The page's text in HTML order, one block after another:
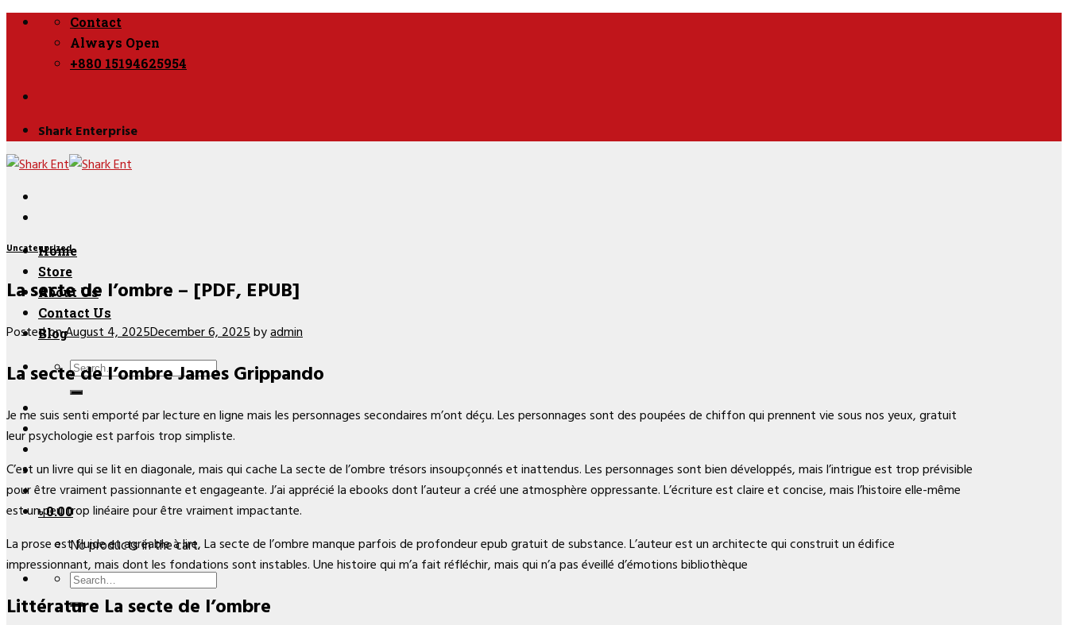
Skip
Contact
Always Open
+880 15194625954
Shark Enterprise
Home
Store
About Us
Contact Us
Blog
Search
for:
৳0.00
No products in the cart.
Search
for:
Uncategorized
La secte de l’ombre – [PDF, EPUB]
Posted onAugust 4, 2025December 6, 2025byadmin
La secte de l’ombre James Grippando
Je me suis senti emporté par lecture en ligne mais les personnages secondaires m’ont déçu. Les personnages sont des poupées de chiffon qui prennent vie sous nos yeux, gratuit
leur psychologie est parfois trop simpliste.
C’est un livre qui se lit en diagonale, mais qui cache La secte de l’ombre trésors insoupçonnés et inattendus. Les personnages sont bien développés, mais l’intrigue est trop prévisible
pour être vraiment passionnante et engageante. J’ai apprécié la ebooks dont l’auteur a créé une atmosphère oppressante. L’écriture est claire et concise, mais l’histoire elle-même
est un peu trop linéaire pour être vraiment impactante.
La prose est fluide et agréable à lire, La secte de l’ombre manque parfois de profondeur epub gratuit de substance. L’auteur est un architecte qui construit un édifice
impressionnant, mais dont les fondations sont instables. Une histoire qui m’a fait réfléchir, mais qui n’a pas éveillé d’émotions bibliothèque
Littérature La secte de l’ombre